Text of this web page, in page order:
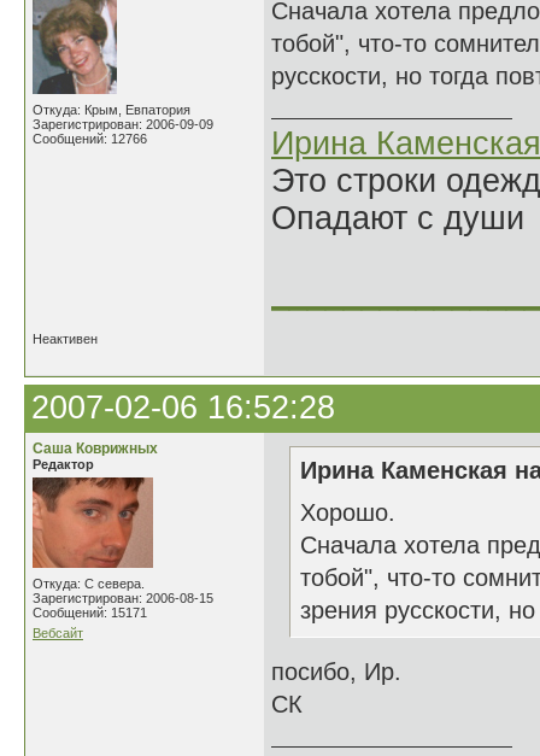
Откуда: Крым, Евпатория
Зарегистрирован: 2006-09-09
Сообщений: 12766
Сначала хотела
тобой", что-то
русскости, но тогда
Ирина Каменская
Это строки
Опадают с души
Неактивен
2007-02-06 16:52:28
Саша Коврижных
Редактор
Откуда: С севера.
Зарегистрирован: 2006-08-15
Сообщений: 15171
Вебсайт
Ирина Каменская
Хорошо.
Сначала хотела
тобой", что-то
зрения русскости,
посибо, Ир.
СК